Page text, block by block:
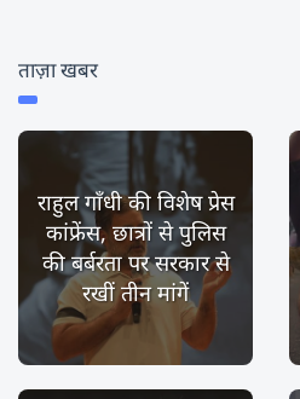
ताज़ा खबर
राहुल गाँधी की विशेष प्रेस
कांफ्रेंस, छात्रों से पुलिस
की बर्बरता पर सरकार से
रखीं तीन मांगें